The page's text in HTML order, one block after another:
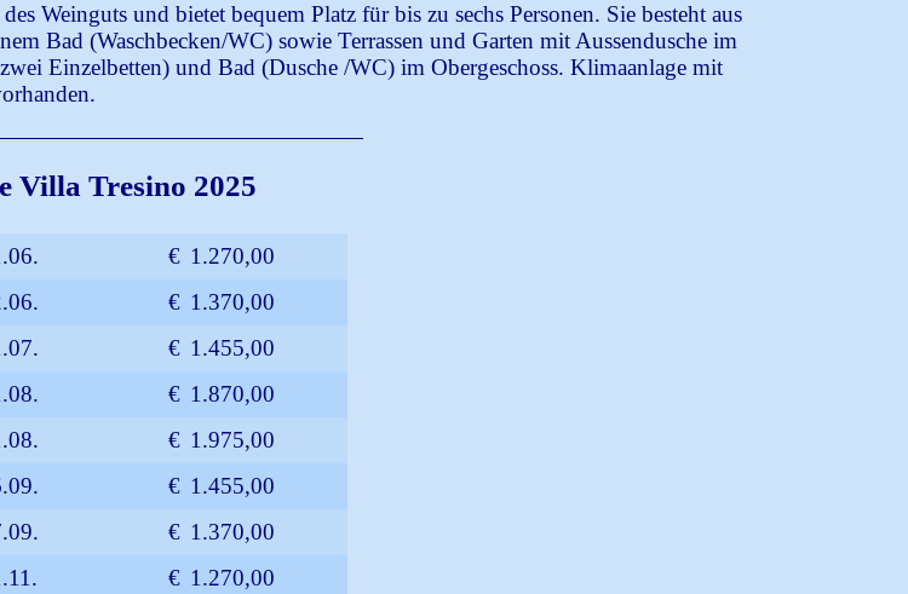
Weinguts und bietet bequem Platz für bis zu sechs Personen. Sie besteht aus
Bad (Waschbecken/WC) sowie Terrassen und Garten mit Aussendusche im
Einzelbetten) und Bad (Dusche /WC) im Obergeschoss. Klimaanlage mit
Villa Tresino 2025
€ 1.270,00
€ 1.370,00
€ 1.455,00
€ 1.870,00
€ 1.975,00
€ 1.455,00
€ 1.370,00
€ 1.270,00